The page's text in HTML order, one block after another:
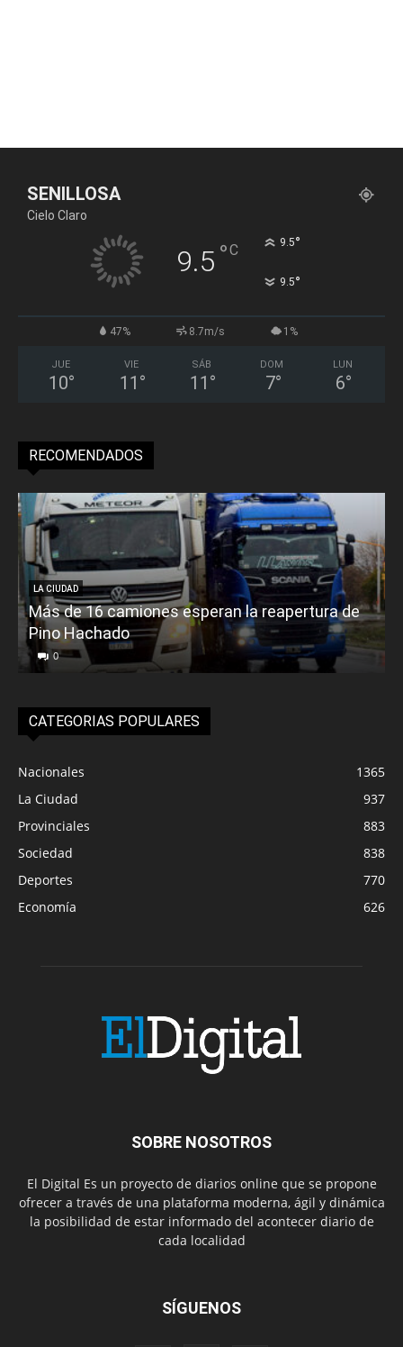
SENILLOSA
Cielo Claro
9.5 °C 9.5°
9.5°
47% 8.7m/s 1%
JUE
10°
VIE
11 °
SÁB
11 °
DOM
7°
LUN
6°
RECOMENDADOS
LA CIUDAD
Más de 16 camiones esperan la reapertura de
Pino Hachado
0
CATEGORIAS POPULARES
Nacionales
1365
La Ciudad
937
Provinciales
883
Sociedad
838
Deportes
770
Economía
626
SOBRE NOSOTROS
El Digital Es un proyecto de diarios online que se propone
ofrecer a través de una plataforma moderna, ágil y dinámica
la posibilidad de estar informado del acontecer diario de
cada localidad
SÍGUENOS